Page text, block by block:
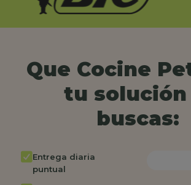
Que Cocine
tu solución
buscas:
Entrega diaria
puntual